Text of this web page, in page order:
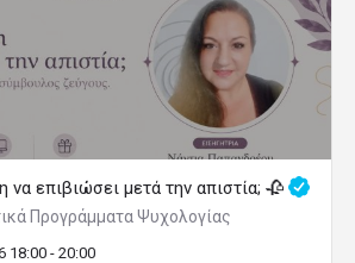
να επιβιώσει μετά την απιστία; 🥀
Προγράμματα Ψυχολογίας
18:00 - 20:00